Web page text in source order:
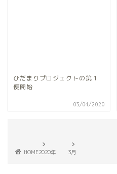
ひだまりプロジェクトの第１
便開始
03/04/2020
HOME2020年 3月